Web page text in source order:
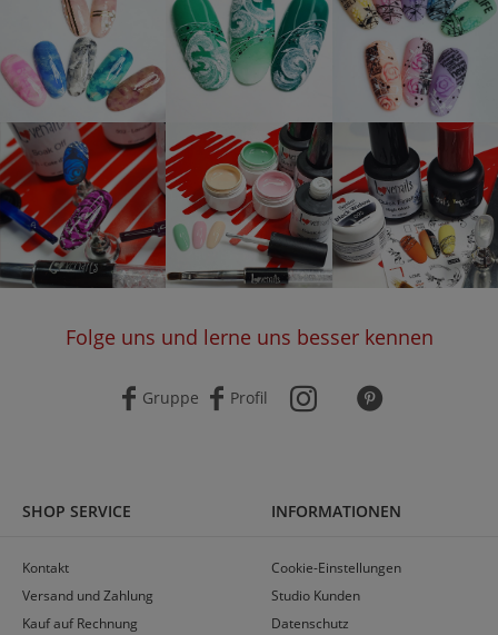
Folge uns und lerne uns besser kennen
Gruppe Profil
SHOP SERVICE
Kontakt
Versand und Zahlung
Kauf auf Rechnung
INFORMATIONEN
Cookie-Einstellungen
Studio Kunden
Datenschutz